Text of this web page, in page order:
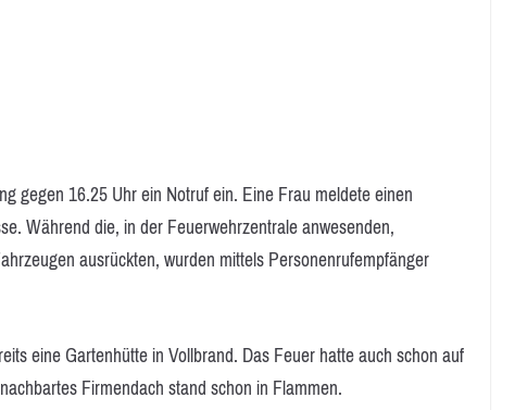
gegen 16.25 Uhr ein Notruf ein. Eine Frau meldete einen
Während die, in der Feuerwehrzentrale anwesenden,
ausrückten, wurden mittels Personenrufempfänger
eine Gartenhütte in Vollbrand. Das Feuer hatte auch schon auf
Firmendach stand schon in Flammen.